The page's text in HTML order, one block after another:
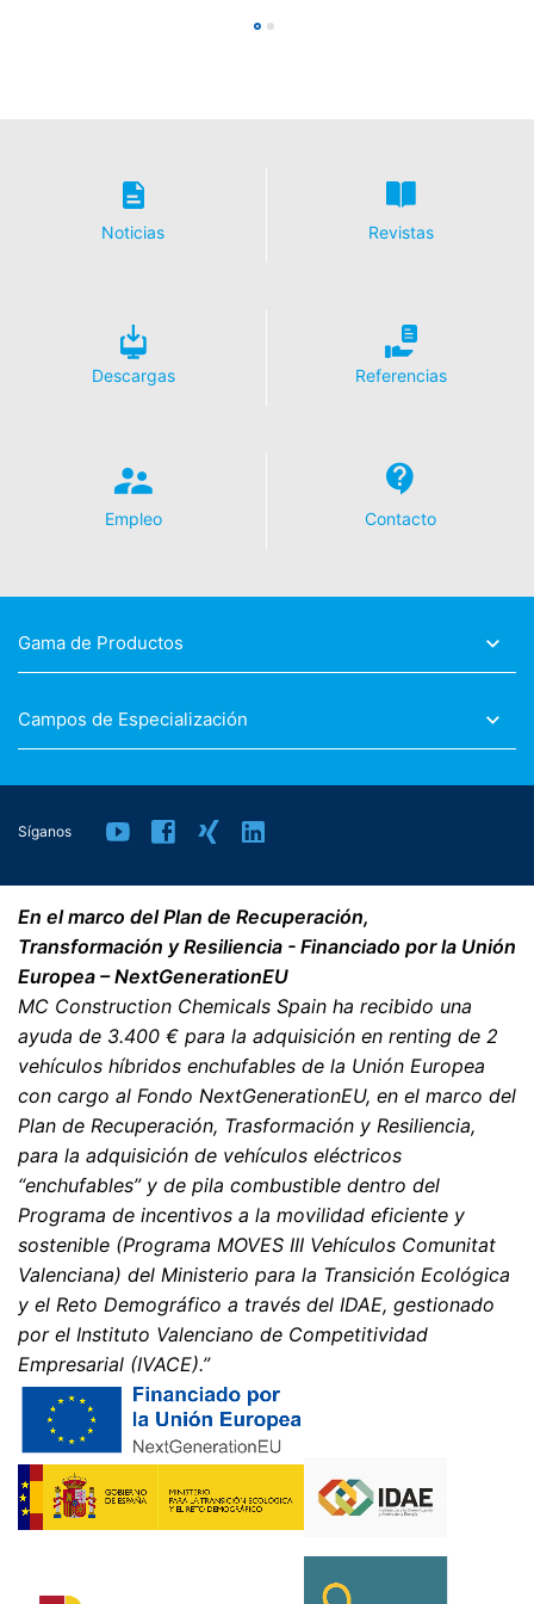
Noticias Revistas
Descargas Referencias
Empleo Contacto
Gama de Productos
Campos de Especialización
Síganos
En el marco del Plan de Recuperación,
Transformación y Resiliencia - Financiado por la Unión
Europea – NextGenerationEU
MC Construction Chemicals Spain ha recibido una
ayuda de 3.400 € para la adquisición en renting de 2
vehículos híbridos enchufables de la Unión Europea
con cargo al Fondo NextGenerationEU, en el marco del
Plan de Recuperación, Trasformación y Resiliencia,
para la adquisición de vehículos eléctricos
“enchufables” y de pila combustible dentro del
Programa de incentivos a la movilidad eficiente y
sostenible (Programa MOVES III Vehículos Comunitat
Valenciana) del Ministerio para la Transición Ecológica
y el Reto Demográfico a través del IDAE, gestionado
por el Instituto Valenciano de Competitividad
Empresarial (IVACE).”
Tiene derecho a que los datos que procesamos en base
Según lo permitido por el Art. 15 GDPR, tiene derecho a
se corrijan, bloqueen o eliminen estos datos.